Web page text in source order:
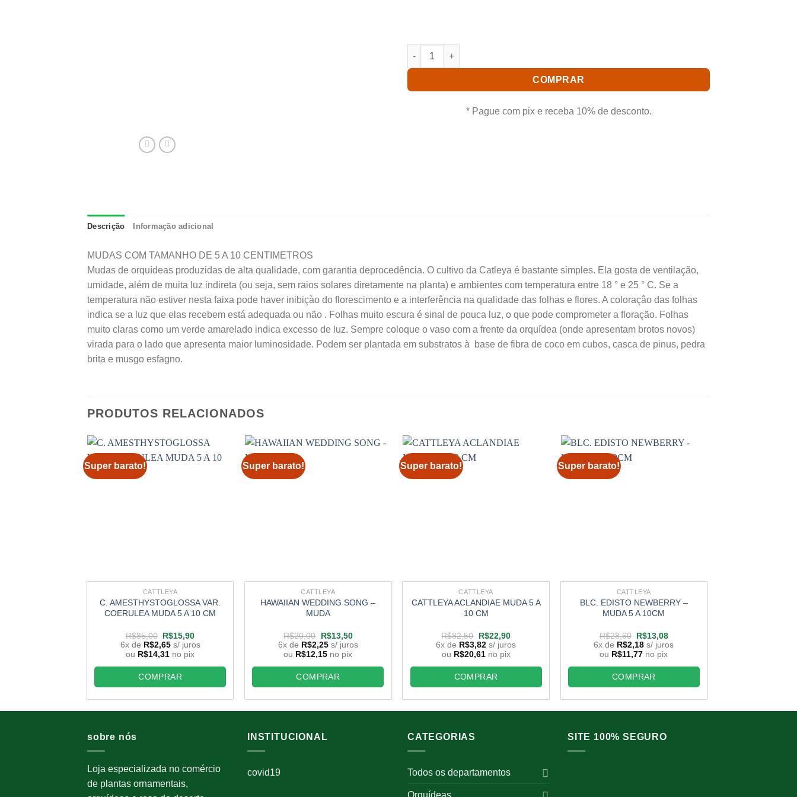
C.FORBESII MUDA quantidade
COMPRAR
* Pague com pix e receba 10% de desconto.
Descrição Informação adicional
MUDAS COM TAMANHO DE 5 A 10 CENTIMETROS
Mudas de orquídeas produzidas de alta qualidade, com garantia deprocedência. O cultivo da Catleya é bastante simples. Ela gosta de ventilação,
umidade, além de muita luz indireta (ou seja, sem raios solares diretamente na planta) e ambientes com temperatura entre 18 ° e 25 ° C. Se a
temperatura não estiver nesta faixa pode haver inibiçào do florescimento e a interferência na qualidade das folhas e flores. A coloraçâo das folhas
indica se a luz que elas recebem está adequada ou não . Folhas muito escura é sinal de pouca luz, o que pode comprometer a floração. Folhas
muito claras como um verde amarelado indica excesso de luz. Sempre coloque o vaso com a frente da orquídea (onde apresentam brotos novos)
virada para o lado que apresenta maior luminosidade. Podem ser plantada em substratos à base de fibra de coco em cubos, casca de pinus, pedra
brita e musgo esfagno.
PRODUTOS RELACIONADOS
Super barato!
CATTLEYA
C. AMESTHYSTOGLOSSA VAR.
COERULEA MUDA 5 A 10 CM
R$85,00 O
preço
original
era:
R$85,00.
R$15,90O
preço
atual
é:
R$15,90.
6x de R$2,65 s/ juros
ou R$14,31 no pix
COMPRAR
Super barato!
CATTLEYA
HAWAIIAN WEDDING SONG –
MUDA
R$20,00
O
preço
original
era:
R$20,00.
R$13,50O
preço
atual
é:
R$13,50.
6x de R$2,25 s/ juros
ou R$12,15 no pix
COMPRAR
Super barato!
CATTLEYA
CATTLEYA ACLANDIAE MUDA 5 A
10 CM
R$82,50 O
preço
original
era:
R$82,50.
R$22,90O
preço
atual
é:
R$22,90.
6x de R$3,82 s/ juros
ou R$20,61 no pix
COMPRAR
Super barato!
CATTLEYA
BLC. EDISTO NEWBERRY –
MUDA 5 A 10CM
R$28,60 O
preço
original
era:
R$28,60.
R$13,08O
preço
R$13,08.
6x de R$2,18 s/ juros
ou R$11,77 no pix
COMPRAR
sobre nós
Loja especializada no comércio
de plantas ornamentais,
INSTITUCIONAL
covid19
CATEGORIAS
Todos os departamentos
SITE 100% SEGURO